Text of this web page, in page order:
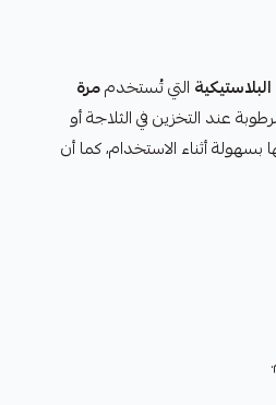
التي تُستخدممرة
عند التخزين في الثلاجة أو
بسهولة أثناء الاستخدام، كما أن